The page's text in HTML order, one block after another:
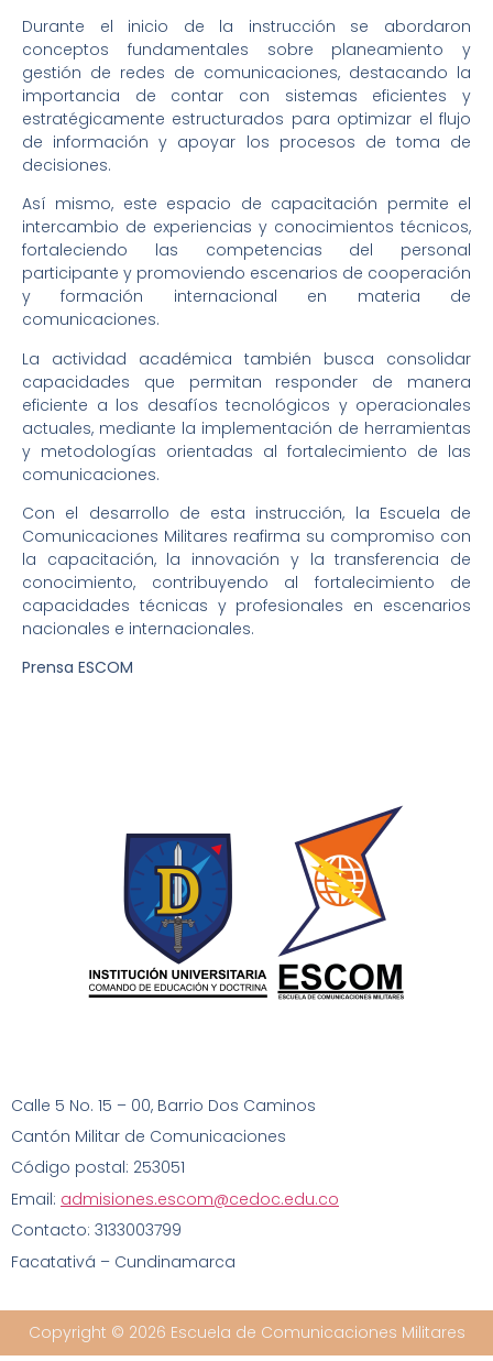
Durante el inicio de la instrucción se abordaron
conceptos fundamentales sobre planeamiento y
gestión de redes de comunicaciones, destacando la
importancia de contar con sistemas eficientes y
estratégicamente estructurados para optimizar el flujo
de información y apoyar los procesos de toma de
decisiones.
Así mismo, este espacio de capacitación permite el
intercambio de experiencias y conocimientos técnicos,
fortaleciendo las competencias del personal
participante y promoviendo escenarios de cooperación
y formación internacional en materia de
comunicaciones.
La actividad académica también busca consolidar
capacidades que permitan responder de manera
eficiente a los desafíos tecnológicos y operacionales
actuales, mediante la implementación de herramientas
y metodologías orientadas al fortalecimiento de las
comunicaciones.
Con el desarrollo de esta instrucción, la Escuela de
Comunicaciones Militares reafirma su compromiso con
la capacitación, la innovación y la transferencia de
conocimiento, contribuyendo al fortalecimiento de
capacidades técnicas y profesionales en escenarios
nacionales e internacionales.
Prensa ESCOM
Calle 5 No. 15 – 00, Barrio Dos Caminos
Cantón Militar de Comunicaciones
Código postal: 253051
Email: admisiones.escom@cedoc.edu.co
Contacto: 3133003799
Facatativá – Cundinamarca
Copyright © 2026 Escuela de Comunicaciones Militares